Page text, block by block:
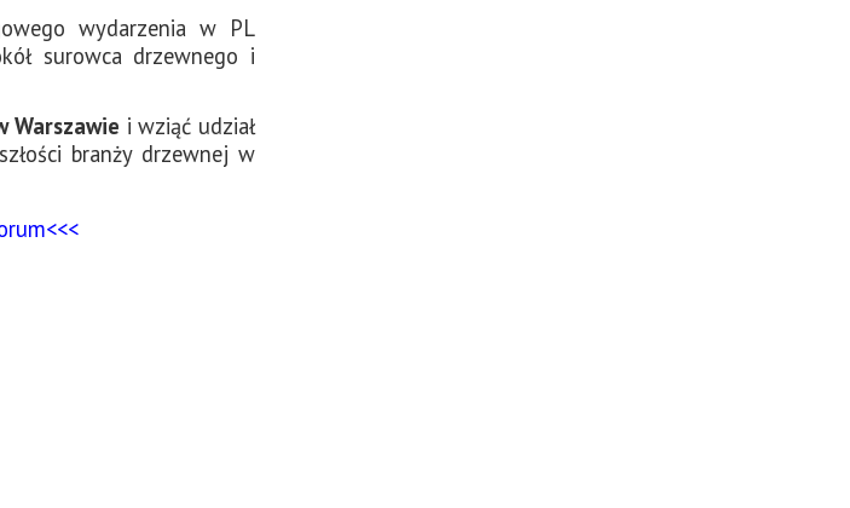
wydarzenia w PL
surowca drzewnego i
Warszawie i wziąć udział
branży drzewnej w